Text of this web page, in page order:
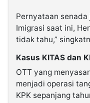
Pernyataan
Imigrasi saat ini,
tidak tahu,”
Kasus KITAS dan
OTT yang
menjadi operasi
KPK sepanjang